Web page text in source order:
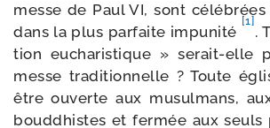
messe de Paul VI, sont
dans la plus par­faite impu­ni­té
[1]
.
tion eucha­ris­tique » serait-​elle
messe tra­di­tion­nelle ? Toute
être ouverte aux musul­mans,
boud­dhistes et fer­mée aux